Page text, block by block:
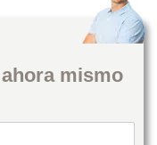
mismo